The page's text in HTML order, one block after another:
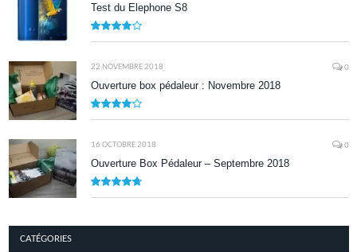
Test du Elephone S8
22 NOVEMBRE 2018 0
Ouverture box pédaleur : Novembre 2018
16 OCTOBRE 2018 0
Ouverture Box Pédaleur – Septembre 2018
CATÉGORIES